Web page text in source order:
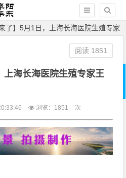
了】5月1日，上海长海医院生殖专家
上海长海医院生殖专家王
浏览： 1851 次
阅读 1851